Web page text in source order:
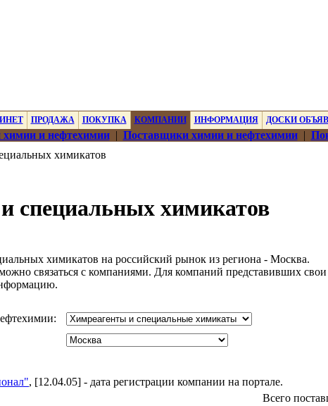
ПРОДАЖА ПОКУПКА КОМПАНИИ ИНФОРМАЦИЯ ДОСКИ
химии и нефтехимии| Поставщики химии и нефтехимии|
химикатов
специальных химикатов
химикатов на российский рынок из региона - Москва.
связаться с компаниями. Для компаний представивших
, [12.04.05] - дата регистрации компании на портале.
Всего